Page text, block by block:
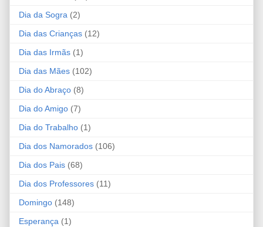
Dia da Sogra (2)
Dia das Crianças (12)
Dia das Irmãs (1)
Dia das Mães (102)
Dia do Abraço (8)
Dia do Amigo (7)
Dia do Trabalho (1)
Dia dos Namorados (106)
Dia dos Pais (68)
Dia dos Professores (11)
Domingo (148)
Esperança (1)